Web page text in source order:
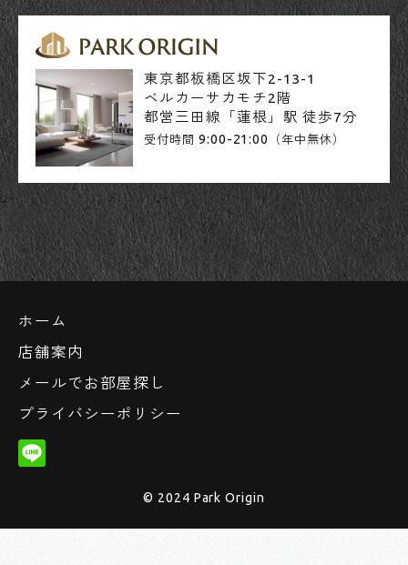
東京都板橋区坂下2-13-1
ベルカーサカモチ2階
都営三田線「蓮根」駅 徒歩7分
受付時間 9:00-21:00 （年中無休）
ホーム
店舗案内
メールでお部屋探し
プライバシーポリシー
© 2024 Park Origin